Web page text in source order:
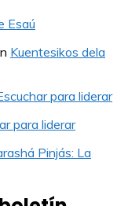
Esaú
Kuentesikos dela
para liderar
para liderar
Pinjás: La